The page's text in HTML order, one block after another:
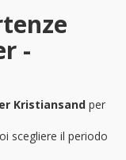
-
Kristiansand per
scegliere il periodo